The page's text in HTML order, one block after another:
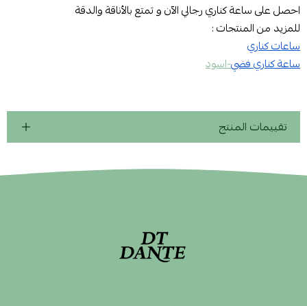
احصل علىساعة كناري رجاليالآن و تمتع بالأناقة والدقة
للمزيد من المنتجات :
ساعات كناري
ساعة كناري فضي-اسود
تقييمات المنتج